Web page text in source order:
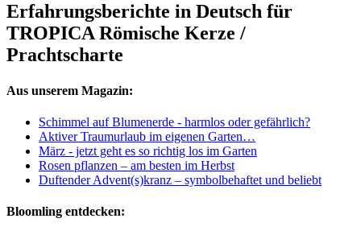
Erfahrungsberichte in Deutsch für
TROPICA Römische Kerze /
Prachtscharte
Aus unserem Magazin:
Schimmel auf Blumenerde - harmlos oder gefährlich?
Aktiver Traumurlaub im eigenen Garten…
März - jetzt geht es so richtig los im Garten
Rosen pflanzen – am besten im Herbst
Duftender Advent(s)kranz – symbolbehaftet und beliebt
Bloomling entdecken: